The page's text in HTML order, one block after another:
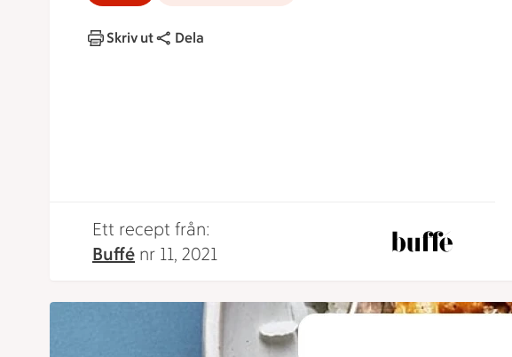
Skriv ut Dela
Ett recept från:
Buffé nr 11, 2021